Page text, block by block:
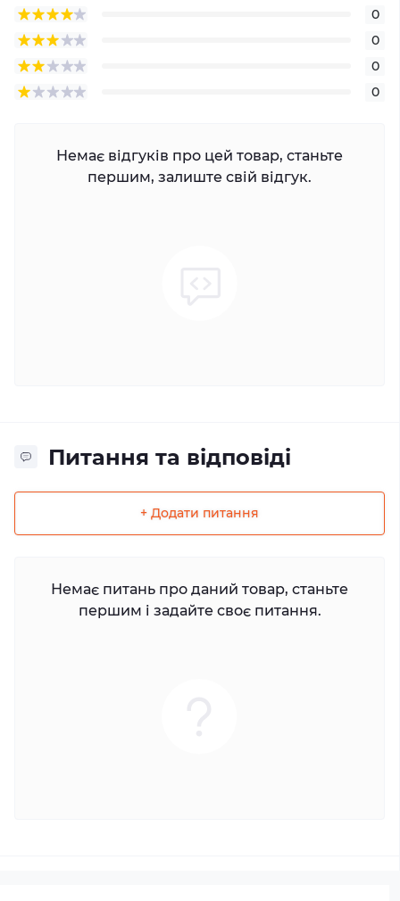
0
0
0
0
Немає відгуків про цей товар, станьте
першим, залиште свій відгук.
Питання та відповіді
+ Додати питання
Немає питань про даний товар, станьте
першим і задайте своє питання.